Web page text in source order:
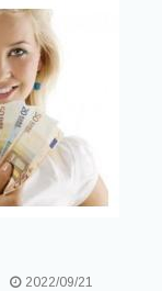
2022/09/21